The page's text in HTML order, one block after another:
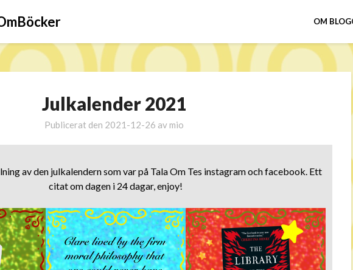
OM
Julkalender 2021
Publicerat den 2021-12-26 av mio
av den julkalendern som var på Tala Om Tes instagram och facebook. Ett
citat om dagen i 24 dagar, enjoy!